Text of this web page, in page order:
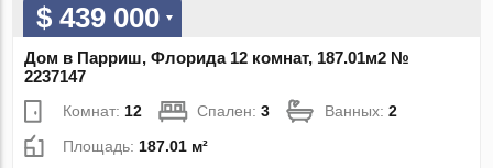
$ 439 000
Дом в Парриш, Флорида 12 комнат, 187.01м2 №
2237147
Комнат:12 Спален:3 Ванных:2
Площадь:187.01 м²